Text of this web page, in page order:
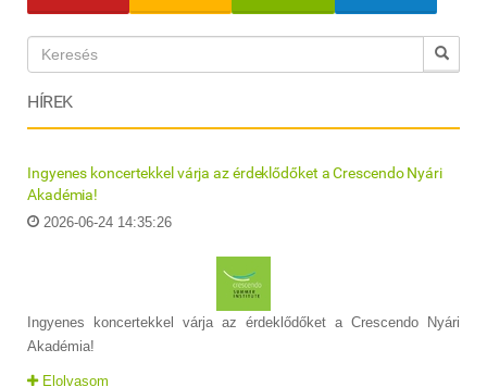
HÍREK
Ingyenes koncertekkel várja az érdeklődőket a Crescendo Nyári
Akadémia!
2026-06-24 14:35:26
Ingyenes koncertekkel várja az érdeklődőket a Crescendo Nyári
Akadémia!
Elolvasom